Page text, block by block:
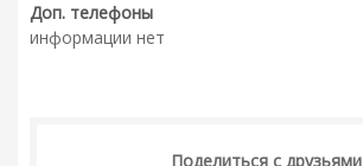
Доп. телефоны
информации нет
Поделиться с друзьями